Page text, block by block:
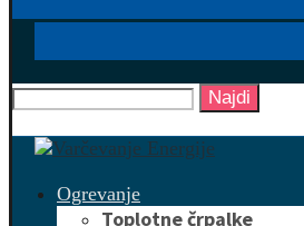
Najdi
Ogrevanje
Toplotne črpalke